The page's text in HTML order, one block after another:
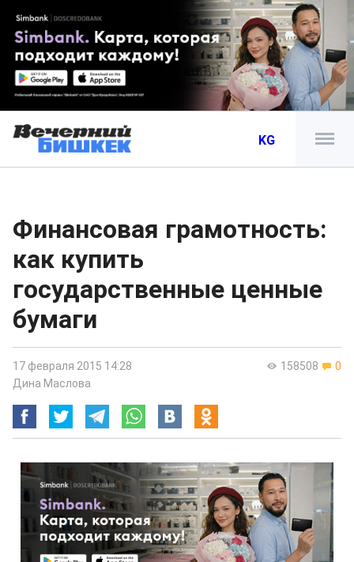
KG
Финансовая грамотность:
как купить
государственные ценные
бумаги
158508 0
17 февраля 2015 14:28
Дина Маслова